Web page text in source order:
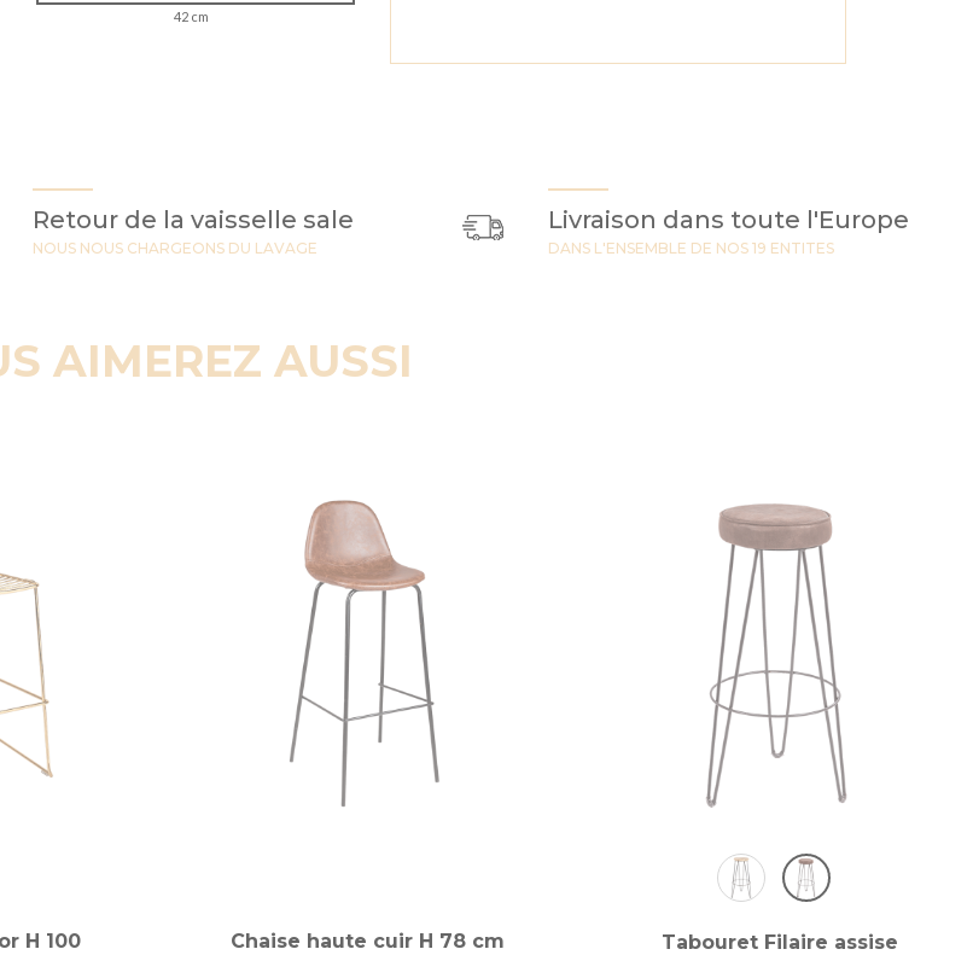
42 cm
Retour de la vaisselle sale
NOUS NOUS CHARGEONS DU LAVAGE
Livraison dans toute l'Europe
DANS L'ENSEMBLE DE NOS 19 ENTITES
AIMEREZ AUSSI
H 100
Chaise haute cuir H 78 cm
Tabouret Filaire assise